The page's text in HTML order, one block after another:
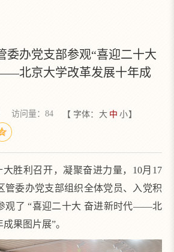
委办党支部参观“喜迎二十大
北京大学改革发展十年成
访问量： 84 【 字体： 大 中 小】
胜利召开，凝聚奋进力量，10月17
管委办党支部组织全体党员、入党积
观了 “喜迎二十大 奋进新时代——北
果图片展”。